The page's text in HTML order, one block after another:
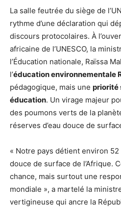
La salle feutrée du siège de
rythme d’une déclaration qui
discours protocolaires. À
africaine de l’UNESCO, la
l’Éducation nationale, Raïssa
l’éducation environnementale
pédagogique, mais une priorité
éducation. Un virage majeur
des poumons verts de la
réserves d’eau douce de
« Notre pays détient environ 52
douce de surface de l’Afrique.
chance, mais surtout une
mondiale », a martelé la
vertigineuse qui ancre la